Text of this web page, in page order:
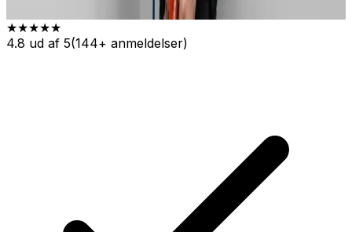
★★★★★
4.8 ud af 5(144+ anmeldelser)